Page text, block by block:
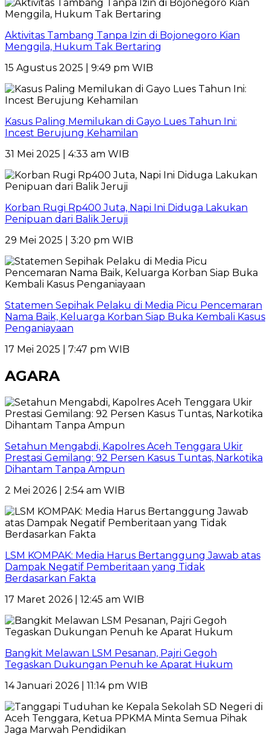
Aktivitas Tambang Tanpa Izin di Bojonegoro Kian
Menggila, Hukum Tak Bertaring
15 Agustus 2025 | 9:49 pm WIB
Kasus Paling Memilukan di Gayo Lues Tahun Ini:
Incest Berujung Kehamilan
31 Mei 2025 | 4:33 am WIB
Korban Rugi Rp400 Juta, Napi Ini Diduga Lakukan
Penipuan dari Balik Jeruji
29 Mei 2025 | 3:20 pm WIB
Statemen Sepihak Pelaku di Media Picu Pencemaran
Nama Baik, Keluarga Korban Siap Buka Kembali Kasus
Penganiayaan
17 Mei 2025 | 7:47 pm WIB
AGARA
Setahun Mengabdi, Kapolres Aceh Tenggara Ukir
Prestasi Gemilang: 92 Persen Kasus Tuntas, Narkotika
Dihantam Tanpa Ampun
2 Mei 2026 | 2:54 am WIB
LSM KOMPAK: Media Harus Bertanggung Jawab atas
Dampak Negatif Pemberitaan yang Tidak
Berdasarkan Fakta
17 Maret 2026 | 12:45 am WIB
Bangkit Melawan LSM Pesanan, Pajri Gegoh
Tegaskan Dukungan Penuh ke Aparat Hukum
14 Januari 2026 | 11:14 pm WIB